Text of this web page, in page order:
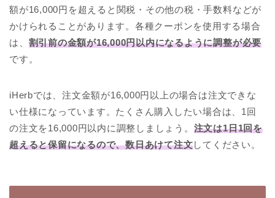
額が16,000円を超えると関税・その他の税・手数料などが
かけられることがあります。各種クーポンを使用する場合
は、 割引前の金額が16,000円以内になるように調整が必要
です。
iHerbでは、注文金額が16,000円以上の場合は注文できな
い仕様になっています。たくさん購入したい場合は、1回
の注文を16,000円以内に調整しましょう。 注文は1日1回を
超えると保留になるので、数日あけて注文してください。